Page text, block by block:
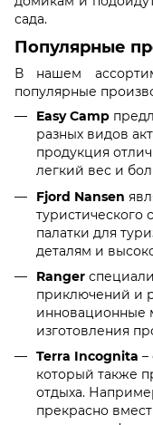
сада.
Популярные
В нашем
популярные
Easy Camp
разных видов
продукция
легкий вес и
Fjord Nansen
туристического
палатки для
деталям и
Ranger
приключений и
инновационные
изготовления
Terra Incognita –
который также
отдыха.
прекрасно